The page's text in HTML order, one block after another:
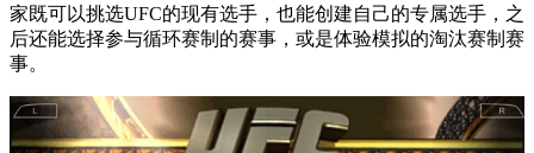
家既可以挑选UFC的现有选手，也能创建自己的专属选手，之
后还能选择参与循环赛制的赛事，或是体验模拟的淘汰赛制赛
事。